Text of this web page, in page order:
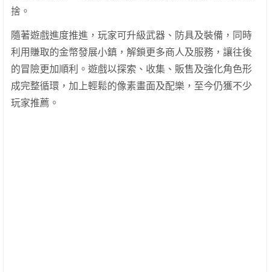
捨。
隨著遊戲進度推進，玩家可升級武器、防具及裝備，同時
利用賺取的金幣發展小鎮，解鎖更多商人及服務，讓往後
的冒險更加順利。遊戲以探索、收集、販售及強化角色形
成完整循環，加上輕鬆的像素畫面及配樂，至今仍獲不少
玩家推薦。